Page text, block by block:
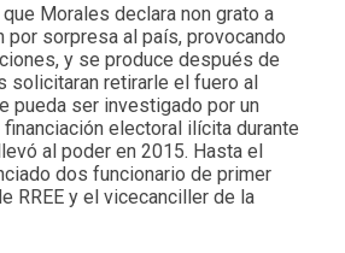
Morales declara non grato a
por sorpresa al país, provocando
y se produce después de
solicitaran retirarle el fuero al
pueda ser investigado por un
electoral ilícita durante
al poder en 2015. Hasta el
dos funcionario de primer
RREE y el vicecanciller de la